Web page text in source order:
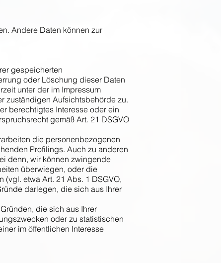
Andere Daten können zur
gespeicherten
oder Löschung dieser Daten
unter der im Impressum
zuständigen Aufsichtsbehörde zu.
berechtigtes Interesse oder ein
gemäß Art. 21 DSGVO
die personenbezogenen
Profilings. Auch zu anderen
denn, wir können zwingende
überwiegen, oder die
etwa Art. 21 Abs. 1 DSGVO,
darlegen, die sich aus Ihrer
die sich aus Ihrer
oder zu statistischen
im öffentlichen Interesse